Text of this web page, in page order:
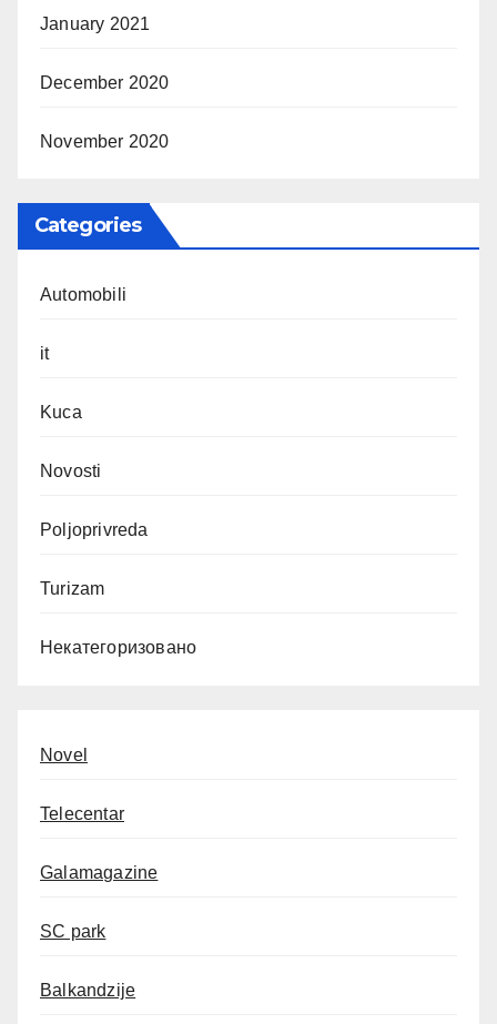
January 2021
December 2020
November 2020
Categories
Automobili
it
Kuca
Novosti
Poljoprivreda
Turizam
Некатегоризовано
Novel
Telecentar
Galamagazine
SC park
Balkandzije